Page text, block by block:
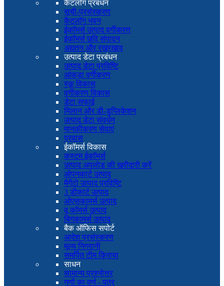
कैटलॉग प्रबंधन
सूची-प्रसंस्करण
कैटलॉग भवन
ईकॉमर्स उत्पाद वर्गीकरण
ईकॉमर्स छवि संपादन
अद्यतन और रखरखाव
उत्पाद डेटा प्रबंधन
उत्पाद डेटा प्रविष्टि
आंकड़ा वर्गीकरण
स्कू विकास
वर्गीकरण विकास
डेटा सफाई
मिलान और डी-डुप्लिकेशन
उत्पाद डेटा संवर्धन
मानकीकरण सेवाएं
प्रवास
ईकॉमर्स विकास
कस्टम ईकॉमर्स
उत्पाद अपलोड की खरीदारी करें
ओपनकार्ट उत्पाद
मैगेंटो उत्पाद प्रविष्टि
3 डीकार्ट उत्पाद
ओएसकामर्स उत्पाद
वू कॉमर्स उत्पाद
बिगकामर्स उत्पाद
बैक ऑफिस सपोर्ट
आदेश प्रसंस्करण
मूल्य निगरानी
समर्पित टीम किराया
साधन
सामान्य प्रश्नोत्तर
गुणों का वर्ण - पत्र